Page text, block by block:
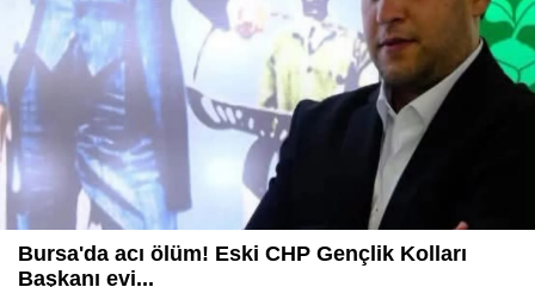
Bursa'da acı ölüm! Eski CHP Gençlik Kolları
Başkanı evi...